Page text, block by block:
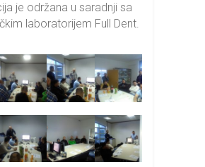
je održana u saradnji sa
laboratorijem Full Dent.